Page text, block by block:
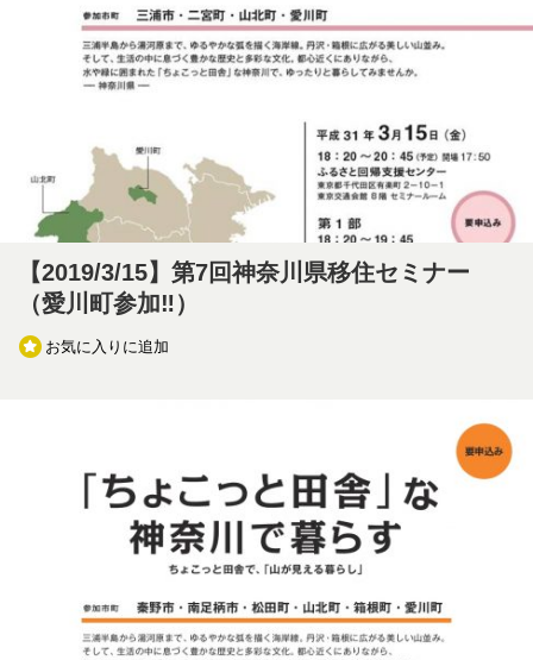
【2019/3/15】第7回神奈川県移住セミナー
（愛川町参加‼）
お気に入りに追加